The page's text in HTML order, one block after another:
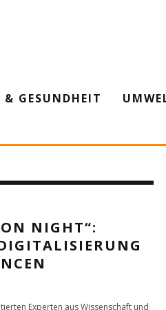
& GESUNDHEIT
NIGHT“:
Experten aus Wissenschaft und